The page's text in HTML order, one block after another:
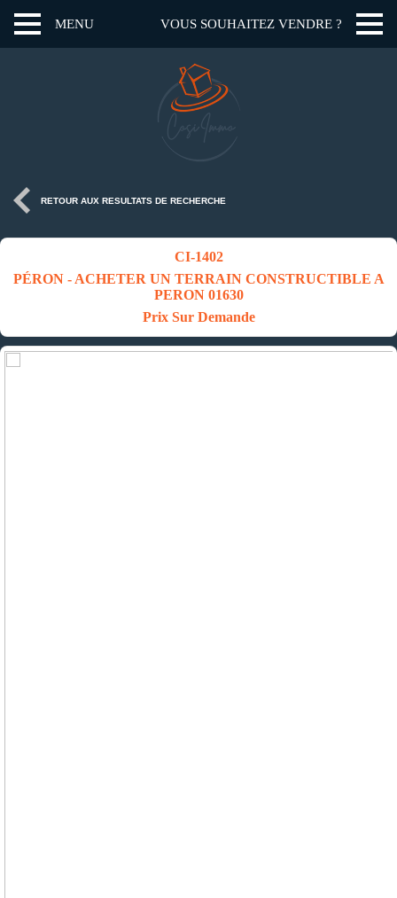
MENU VOUS SOUHAITEZ VENDRE ?
RETOUR AUX RESULTATS DE RECHERCHE
CI-1402
PÉRON - ACHETER UN TERRAIN CONSTRUCTIBLE A
PERON 01630
Prix Sur Demande